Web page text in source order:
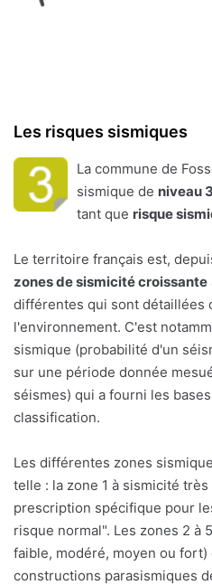
Les risques sismiques
La commune de
sismique de niveau 3
tant que risque
Le territoire français est,
zones de sismicité croissante
différentes qui sont détaillées
l'environnement. C'est
sismique (probabilité d'un
sur une période donnée
séismes) qui a fourni les
classification.
Les différentes zones
telle : la zone 1 à sismicité
prescription spécifique pour
risque normal". Les zones 2 à
faible, modéré, moyen ou fort)
constructions parasismiques